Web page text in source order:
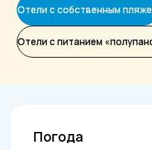
Отели с собственным
Отели с питанием
Погода